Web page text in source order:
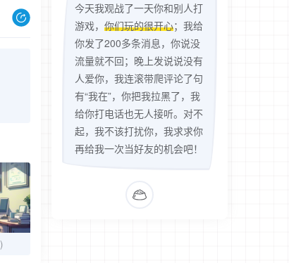
今天我观战了一天你和别人打
游戏， 你们玩的很开心；我给
你发了200多条消息，你说没
流量就不回；晚上发说说没有
人爱你，我连滚带爬评论了句
有“我在”，你把我拉黑了，我
给你打电话也无人接听。对不
起，我不该打扰你，我求求你
再给我一次当好友的机会吧！